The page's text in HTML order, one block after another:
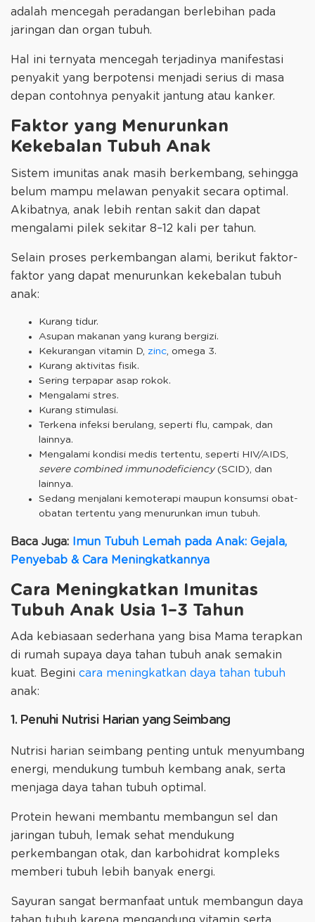
adalah mencegah peradangan berlebihan pada
jaringan dan organ tubuh.
Hal ini ternyata mencegah terjadinya manifestasi
penyakit yang berpotensi menjadi serius di masa
depan contohnya penyakit jantung atau kanker.
Faktor yang Menurunkan
Kekebalan Tubuh Anak
Sistem imunitas anak masih berkembang, sehingga
belum mampu melawan penyakit secara optimal.
Akibatnya, anak lebih rentan sakit dan dapat
mengalami pilek sekitar 8–12 kali per tahun.
Selain proses perkembangan alami, berikut faktor-
faktor yang dapat menurunkan kekebalan tubuh
anak:
Kurang tidur.
Asupan makanan yang kurang bergizi.
Kekurangan vitamin D, zinc, omega 3.
Kurang aktivitas fisik.
Sering terpapar asap rokok.
Mengalami stres.
Kurang stimulasi.
Terkena infeksi berulang, seperti flu, campak, dan
lainnya.
Mengalami kondisi medis tertentu, seperti HIV/AIDS,
severe combined immunodeficiency (SCID), dan
lainnya.
Sedang menjalani kemoterapi maupun konsumsi obat-
obatan tertentu yang menurunkan imun tubuh.
Baca Juga:
Imun Tubuh Lemah pada Anak: Gejala,
Penyebab & Cara Meningkatkannya
Cara Meningkatkan Imunitas
Tubuh Anak Usia 1–3 Tahun
Ada kebiasaan sederhana yang bisa Mama terapkan
di rumah supaya daya tahan tubuh anak semakin
kuat. Begini cara meningkatkan daya tahan tubuh
anak:
1. Penuhi Nutrisi Harian yang Seimbang
Nutrisi harian seimbang penting untuk menyumbang
energi, mendukung tumbuh kembang anak, serta
menjaga daya tahan tubuh optimal.
Protein hewani membantu membangun sel dan
jaringan tubuh, lemak sehat mendukung
perkembangan otak, dan karbohidrat kompleks
memberi tubuh lebih banyak energi.
Sayuran sangat bermanfaat untuk membangun daya
tahan tubuh karena mengandung vitamin serta